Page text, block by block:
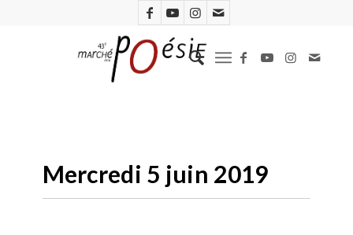
Mercredi 5 juin 2019